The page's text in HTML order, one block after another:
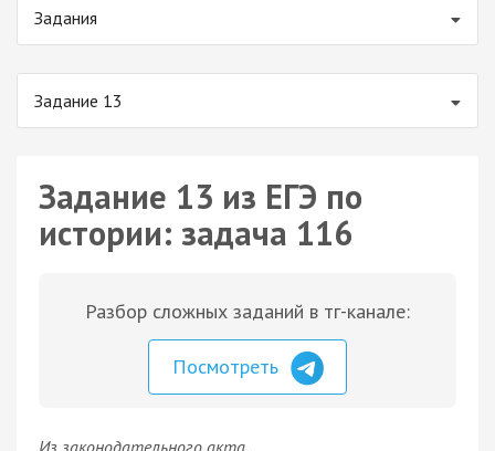
Задания
Задание 13
Задание 13 из ЕГЭ по
истории: задача 116
Разбор сложных заданий в тг-канале:
Посмотреть
Из законодательного акта.